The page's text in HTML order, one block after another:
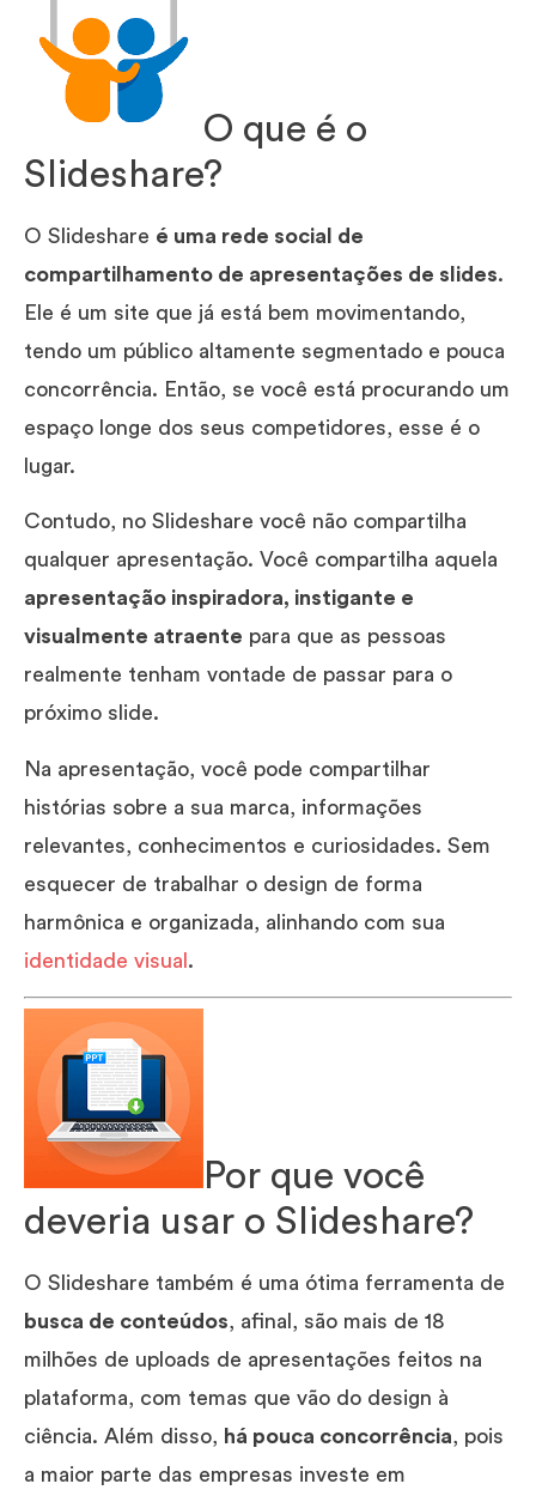
O que é o
Slideshare?
O Slideshare é uma rede social de
compartilhamento de apresentações de slides.
Ele é um site que já está bem movimentando,
tendo um público altamente segmentado e pouca
concorrência. Então, se você está procurando um
espaço longe dos seus competidores, esse é o
lugar.
Contudo, no Slideshare você não compartilha
qualquer apresentação. Você compartilha aquela
apresentação inspiradora, instigante e
visualmente atraente para que as pessoas
realmente tenham vontade de passar para o
próximo slide.
Na apresentação, você pode compartilhar
histórias sobre a sua marca, informações
relevantes, conhecimentos e curiosidades. Sem
esquecer de trabalhar o design de forma
harmônica e organizada, alinhando com sua
identidade visual .
Por que você
deveria usar o Slideshare?
O Slideshare também é uma ótima ferramenta de
busca de conteúdos, afinal, são mais de 18
milhões de uploads de apresentações feitos na
plataforma, com temas que vão do design à
ciência. Além disso, há pouca concorrência, pois
a maior parte das empresas investe em